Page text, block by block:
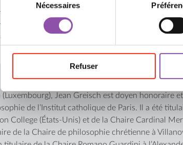
Nécessaires
Refuser
enracine la méthode et explore six
sur les apories de la condition postmoderne –
enfin, se tourne vers l’horizon
exigeant que fécond, qui interroge avec une rare
Jean Greisch est doyen honoraire
de l’Institut catholique de Paris. Il a été
College (États-Unis) et de la Chaire Cardinal
de la Chaire de philosophie chrétienne à